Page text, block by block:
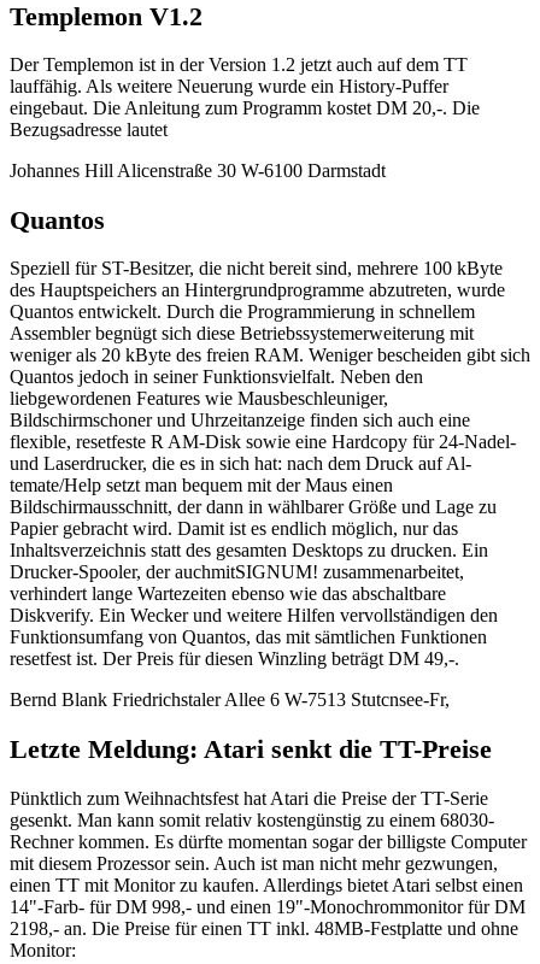
Templemon V1.2
Der Templemon ist in der Version 1.2 jetzt auch auf dem TT
lauffähig. Als weitere Neuerung wurde ein History-Puffer
eingebaut. Die Anleitung zum Programm kostet DM 20,-. Die
Bezugsadresse lautet
Johannes Hill Alicenstraße 30 W-6100 Darmstadt
Quantos
Speziell für ST-Besitzer, die nicht bereit sind, mehrere 100 kByte
des Hauptspeichers an Hintergrundprogramme abzutreten, wurde
Quantos entwickelt. Durch die Programmierung in schnellem
Assembler begnügt sich diese Betriebssystemerweiterung mit
weniger als 20 kByte des freien RAM. Weniger bescheiden gibt sich
Quantos jedoch in seiner Funktionsvielfalt. Neben den
liebgewordenen Features wie Mausbeschleuniger,
Bildschirmschoner und Uhrzeitanzeige finden sich auch eine
flexible, resetfeste R AM-Disk sowie eine Hardcopy für 24-Nadel-
und Laserdrucker, die es in sich hat: nach dem Druck auf Al-
temate/Help setzt man bequem mit der Maus einen
Bildschirmausschnitt, der dann in wählbarer Größe und Lage zu
Papier gebracht wird. Damit ist es endlich möglich, nur das
Inhaltsverzeichnis statt des gesamten Desktops zu drucken. Ein
Drucker-Spooler, der auchmitSIGNUM! zusammenarbeitet,
verhindert lange Wartezeiten ebenso wie das abschaltbare
Diskverify. Ein Wecker und weitere Hilfen vervollständigen den
Funktionsumfang von Quantos, das mit sämtlichen Funktionen
resetfest ist. Der Preis für diesen Winzling beträgt DM 49,-.
Bernd Blank Friedrichstaler Allee 6 W-7513 Stutcnsee-Fr,
Letzte Meldung: Atari senkt die TT-Preise
Pünktlich zum Weihnachtsfest hat Atari die Preise der TT-Serie
gesenkt. Man kann somit relativ kostengünstig zu einem 68030-
Rechner kommen. Es dürfte momentan sogar der billigste Computer
mit diesem Prozessor sein. Auch ist man nicht mehr gezwungen,
einen TT mit Monitor zu kaufen. Allerdings bietet Atari selbst einen
14"-Farb- für DM 998,- und einen 19"-Monochrommonitor für DM
2198,- an. Die Preise für einen TT inkl. 48MB-Festplatte und ohne
Monitor: